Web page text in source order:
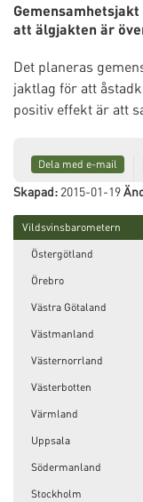
att älgjakten är
Det planeras
jaktlag för att
positiv effekt är att
Dela med e-mail
Skapad: 2015-01-19
Vildsvinsbarometern
Östergötland
Örebro
Västra Götaland
Västmanland
Västernorrland
Västerbotten
Värmland
Uppsala
Södermanland
Stockholm